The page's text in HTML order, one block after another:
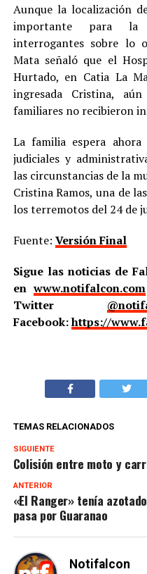
Aunque la localización
importante para la
interrogantes sobre lo
Mata señaló que el
Hurtado, en Catia La
ingresada Cristina,
familiares no recibieron
La familia espera
judiciales y
las circunstancias de la
Cristina Ramos, una de
los terremotos del 24 de
Fuente: Versión Final
Sigue las noticias de
enwww.notifalcon.com
Twitter
Facebook:https://
TEMAS RELACIONADOS
SIGUIENTE
Colisión entre moto y
ANTERIOR
«El Ranger» tenía
pasa por Guaranao
Notifalcon